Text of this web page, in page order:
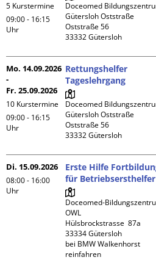
5 Kurstermine
09:00 - 16:15
Uhr
Doceomed
Gütersloh Oststraße
Oststraße 56
Mo. 14.09.2026
-
Fr. 25.09.2026
10 Kurstermine
09:00 - 16:15
Uhr
Rettungshelfer
Tageslehrgang
Doceomed
Gütersloh Oststraße
Oststraße 56
Di. 15.09.2026
08:00 - 16:00
Uhr
Erste Hilfe
für Betriebsersthelfer
Doceomed-
OWL
Hülsbrockstrasse  87a
33334 Gütersloh
bei BMW Walkenhorst
reinfahren